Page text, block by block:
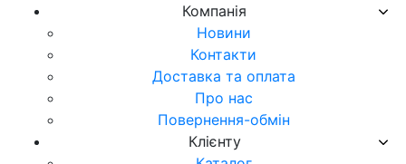
Компанія
Новини
Контакти
Доставка та оплата
Про нас
Повернення-обмін
Клієнту